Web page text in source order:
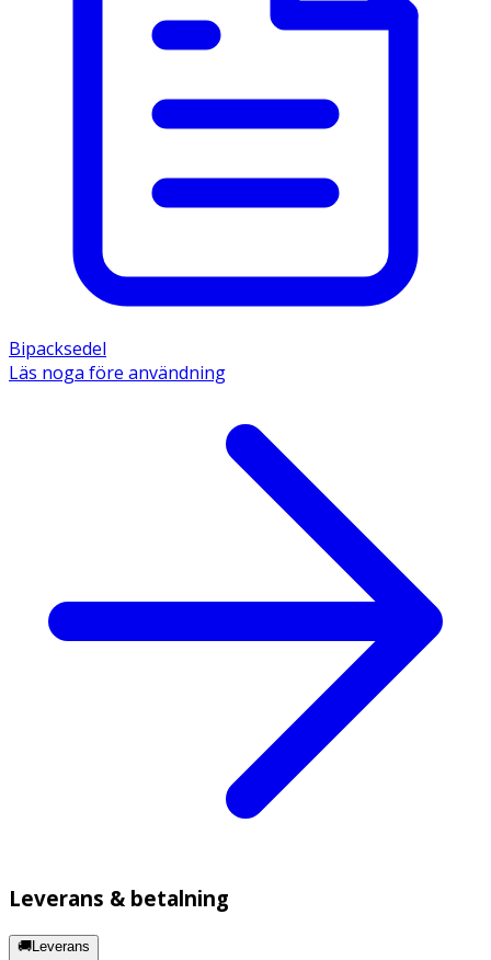
Bipacksedel
Läs noga före användning
Leverans & betalning
🚚Leverans